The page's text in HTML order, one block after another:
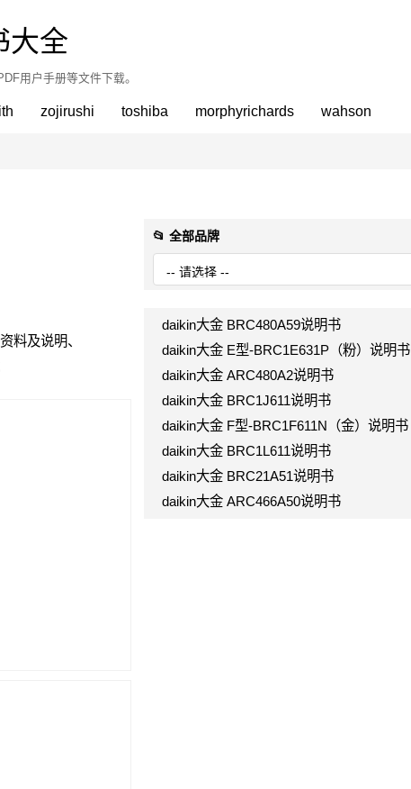
大全
用户手册等文件下载。
zojirushi toshiba morphyrichards wahson
料及说明、
📂 全部品牌
daikin大金 BRC480A59说明书
daikin大金 E型-BRC1E631P（粉）说明书
daikin大金 ARC480A2说明书
daikin大金 BRC1J611说明书
daikin大金 F型-BRC1F611N（金）说明书
daikin大金 BRC1L611说明书
daikin大金 BRC21A51说明书
daikin大金 ARC466A50说明书